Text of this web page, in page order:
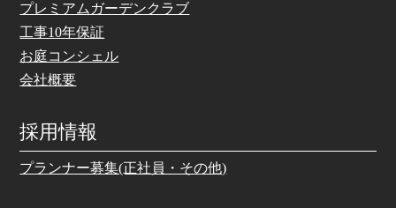
プレミアムガーデンクラブ
工事10年保証
お庭コンシェル
会社概要
採用情報
プランナー募集(正社員・その他)